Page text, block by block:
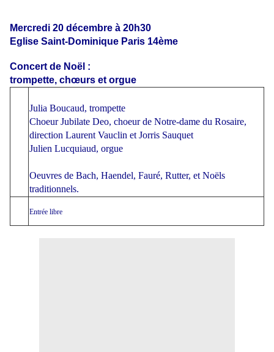
Mercredi 20 décembre à 20h30
Eglise Saint-Dominique Paris 14ème
Concert de Noël :
trompette, chœurs et orgue
Julia Boucaud, trompette
Choeur Jubilate Deo, choeur de Notre-dame du Rosaire,
direction Laurent Vauclin et Jorris Sauquet
Julien Lucquiaud, orgue
Oeuvres de Bach, Haendel, Fauré, Rutter, et Noëls
traditionnels.
Entrée libre